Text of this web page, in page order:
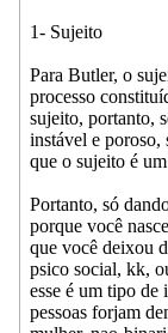
1- Sujeito
Para Butler, o
processo
sujeito, portanto,
instável e
que o sujeito é
Portanto, só
porque você
que você deixou
psico social, kk,
esse é um tipo de
pessoas forjam